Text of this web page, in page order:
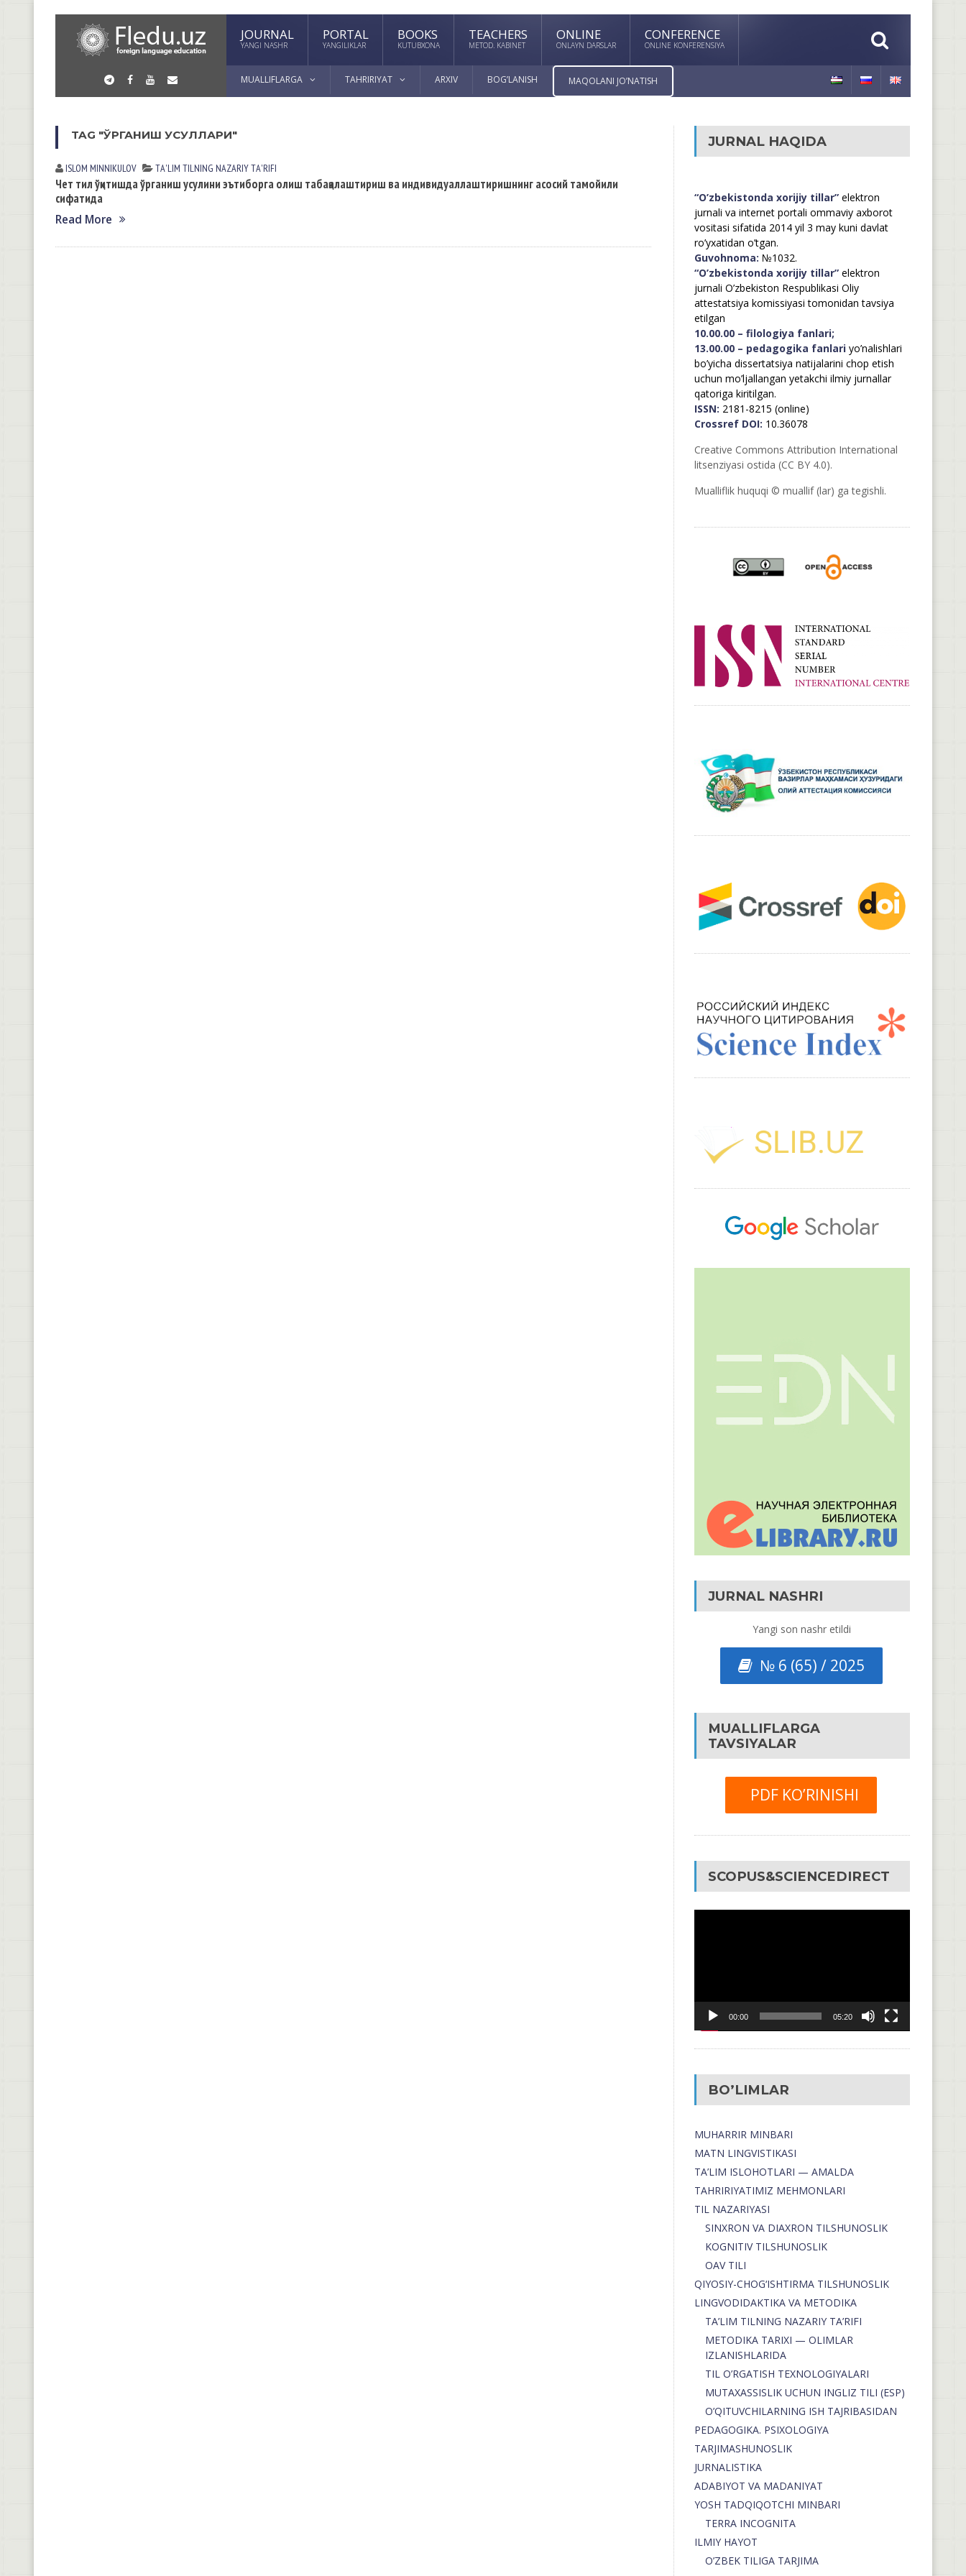
JOURNAL
YANGI NASHR
PORTAL
YANGILIKLAR
BOOKS
KUTUBXONA
TEACHERS
METOD. KABINET
ONLINE
ONLAYN DARSLAR
CONFERENCE
ONLINE KONFERENSIYA
MUALLIFLARGA TAHRIRIYAT ARXIV BOG’LANISH MAQOLANI JO’NATISH
TAG "ЎРГАНИШ УСУЛЛАРИ"
ISLOM MINNIKULOV TА'LIM TILNING NАZАRIY TА'RIFI
Чет тил ўқитишда ўрганиш усулини эътиборга олиш табақалаштириш ва индивидуаллаштиришнинг асосий тамойили
сифатида
Read More
JURNAL HAQIDA
“O’zbekistonda xorijiy tillar”elektron
jurnali va internet portali ommaviy axborot
vositasi sifatida 2014 yil 3 may kuni davlat
ro’yxatidan o’tgan.
Guvohnoma: №1032.
“O’zbekistonda xorijiy tillar”elektron
jurnali O’zbekiston Respublikasi Oliy
attestatsiya komissiyasi tomonidan tavsiya
etilgan
10.00.00 – filologiya fanlari;
13.00.00 – pedagogika fanlariyo’nalishlari
bo’yicha dissertatsiya natijalarini chop etish
uchun mo’ljallangan yetakchi ilmiy jurnallar
qatoriga kiritilgan.
ISSN: 2181-8215 (online)
Crossref DOI: 10.36078
Creative Commons Attribution International
litsenziyasi ostida (CC BY 4.0).
Mualliflik huquqi © muallif (lar) ga tegishli.
JURNAL NASHRI
Yangi son nashr etildi
№ 6 (65) / 2025
MUALLIFLARGA
TAVSIYALAR
PDF KO’RINISHI
SCOPUS&SCIENCEDIRECT
00:00 05:20
BO’LIMLAR
MUHARRIR MINBARI
MATN LINGVISTIKASI
TA’LIM ISLOHOTLARI — AMALDA
TAHRIRIYATIMIZ MEHMONLARI
TIL NAZARIYASI
SINXRON VA DIAXRON TILSHUNOSLIK
KOGNITIV TILSHUNOSLIK
OAV TILI
QIYOSIY-CHOG‘ISHTIRMA TILSHUNOSLIK
LINGVODIDAKTIKA VA METODIKA
TA’LIM TILNING NAZARIY TA’RIFI
METODIKA TARIXI — OLIMLAR
IZLANISHLARIDA
TIL O’RGATISH TEXNOLOGIYALARI
MUTAXASSISLIK UCHUN INGLIZ TILI (ESP)
O’QITUVCHILARNING ISH TAJRIBASIDAN
PEDAGOGIKA. PSIXOLOGIYA
TARJIMASHUNOSLIK
JURNALISTIKA
ADABIYOT VA MADANIYAT
YOSH TADQIQOTCHI MINBARI
TERRA INCOGNITA
ILMIY HAYOT
O’ZBEK TILIGA TARJIMA